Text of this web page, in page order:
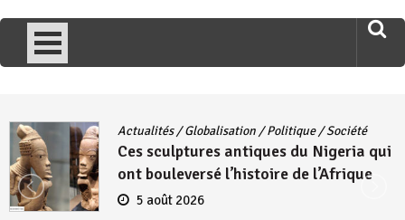
Actualités/Globalisation /Politique/Société
Ces sculptures antiques du Nigeria qui
ont bouleversé l’histoire de l’Afrique
5 août 2026